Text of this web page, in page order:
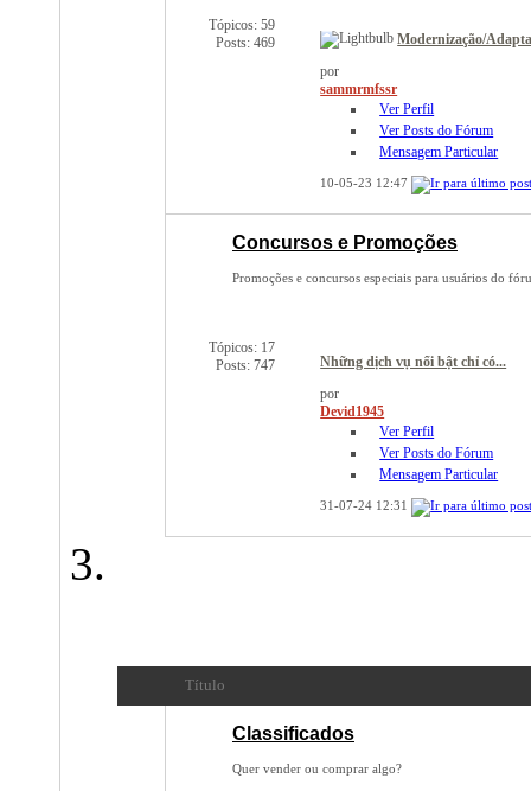
Tópicos: 59
Posts: 469
Modernização/
por
sammrmfssr
Ver Perfil
Ver Posts do Fórum
Mensagem Particular
10-05-23 12:47
Concursos e Promoções
Promoções e concursos especiais para usuários do
Tópicos: 17
Posts: 747
Những dịch vụ nổi bật chỉ có...
por
Devid1945
Ver Perfil
Ver Posts do Fórum
Mensagem Particular
31-07-24 12:31
Título
Classificados
Quer vender ou comprar algo?